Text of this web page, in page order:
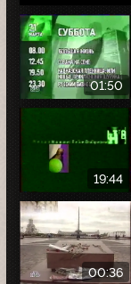
01:50
19:44
00:36